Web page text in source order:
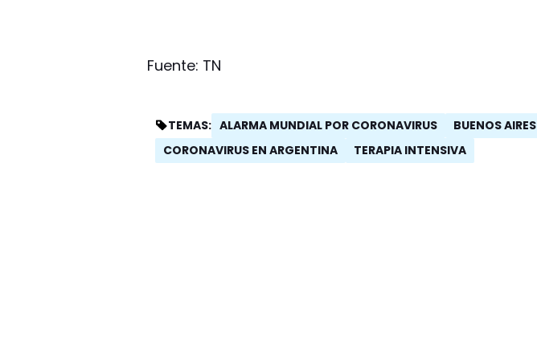
Fuente: TN
TEMAS: ALARMA MUNDIAL POR CORONAVIRUS
BUENOS AIRES
CORONAVIRUS EN ARGENTINA
TERAPIA INTENSIVA